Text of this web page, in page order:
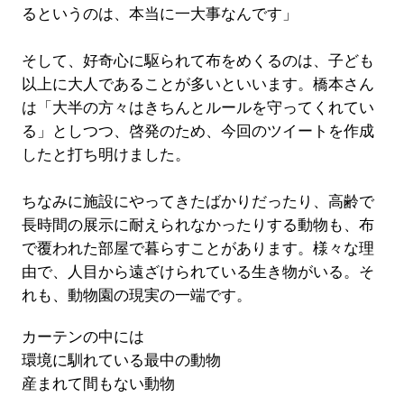
るというのは、本当に一大事なんです」
そして、好奇心に駆られて布をめくるのは、子ども
以上に大人であることが多いといいます。橋本さん
は「大半の方々はきちんとルールを守ってくれてい
る」としつつ、啓発のため、今回のツイートを作成
したと打ち明けました。
ちなみに施設にやってきたばかりだったり、高齢で
長時間の展示に耐えられなかったりする動物も、布
で覆われた部屋で暮らすことがあります。様々な理
由で、人目から遠ざけられている生き物がいる。そ
れも、動物園の現実の一端です。
カーテンの中には
環境に馴れている最中の動物
産まれて間もない動物